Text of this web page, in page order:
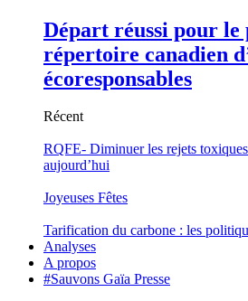
Départ réussi pour
répertoire canadien
écoresponsables
Récent
RQFE- Diminuer les rejets toxiques
aujourd’hui
Joyeuses Fêtes
Tarification du carbone : les
Analyses
A propos
#Sauvons Gaïa Presse